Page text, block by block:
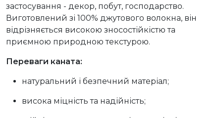
застосування - декор, побут, господарство.
Виготовлений зі 100% джутового волокна, він
відрізняється високою зносостійкістю та
приємною природною текстурою.
Переваги каната:
натуральний і безпечний матеріал;
висока міцність та надійність;